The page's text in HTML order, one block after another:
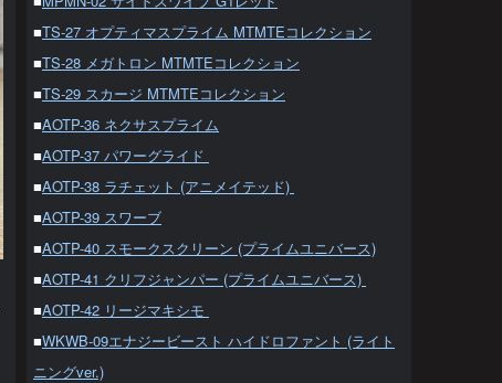
■TS-27 オプティマスプライム MTMTEコレクション
■TS-28 メガトロン MTMTEコレクション
■TS-29 スカージ MTMTEコレクション
■AOTP-36 ネクサスプライム
■AOTP-37 パワーグライド
■AOTP-38 ラチェット (アニメイテッド)
■AOTP-39 スワーブ
■AOTP-40 スモークスクリーン (プライムユニバース)
■AOTP-41 クリフジャンパー (プライムユニバース)
■AOTP-42 リージマキシモ
■WKWB-09エナジービースト ハイドロファント (ライト
ニングver.)